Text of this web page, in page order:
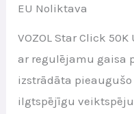
EU Noliktava
VOZOL Star Click
ar regulējamu gaisa
izstrādāta
ilgtspējīgu